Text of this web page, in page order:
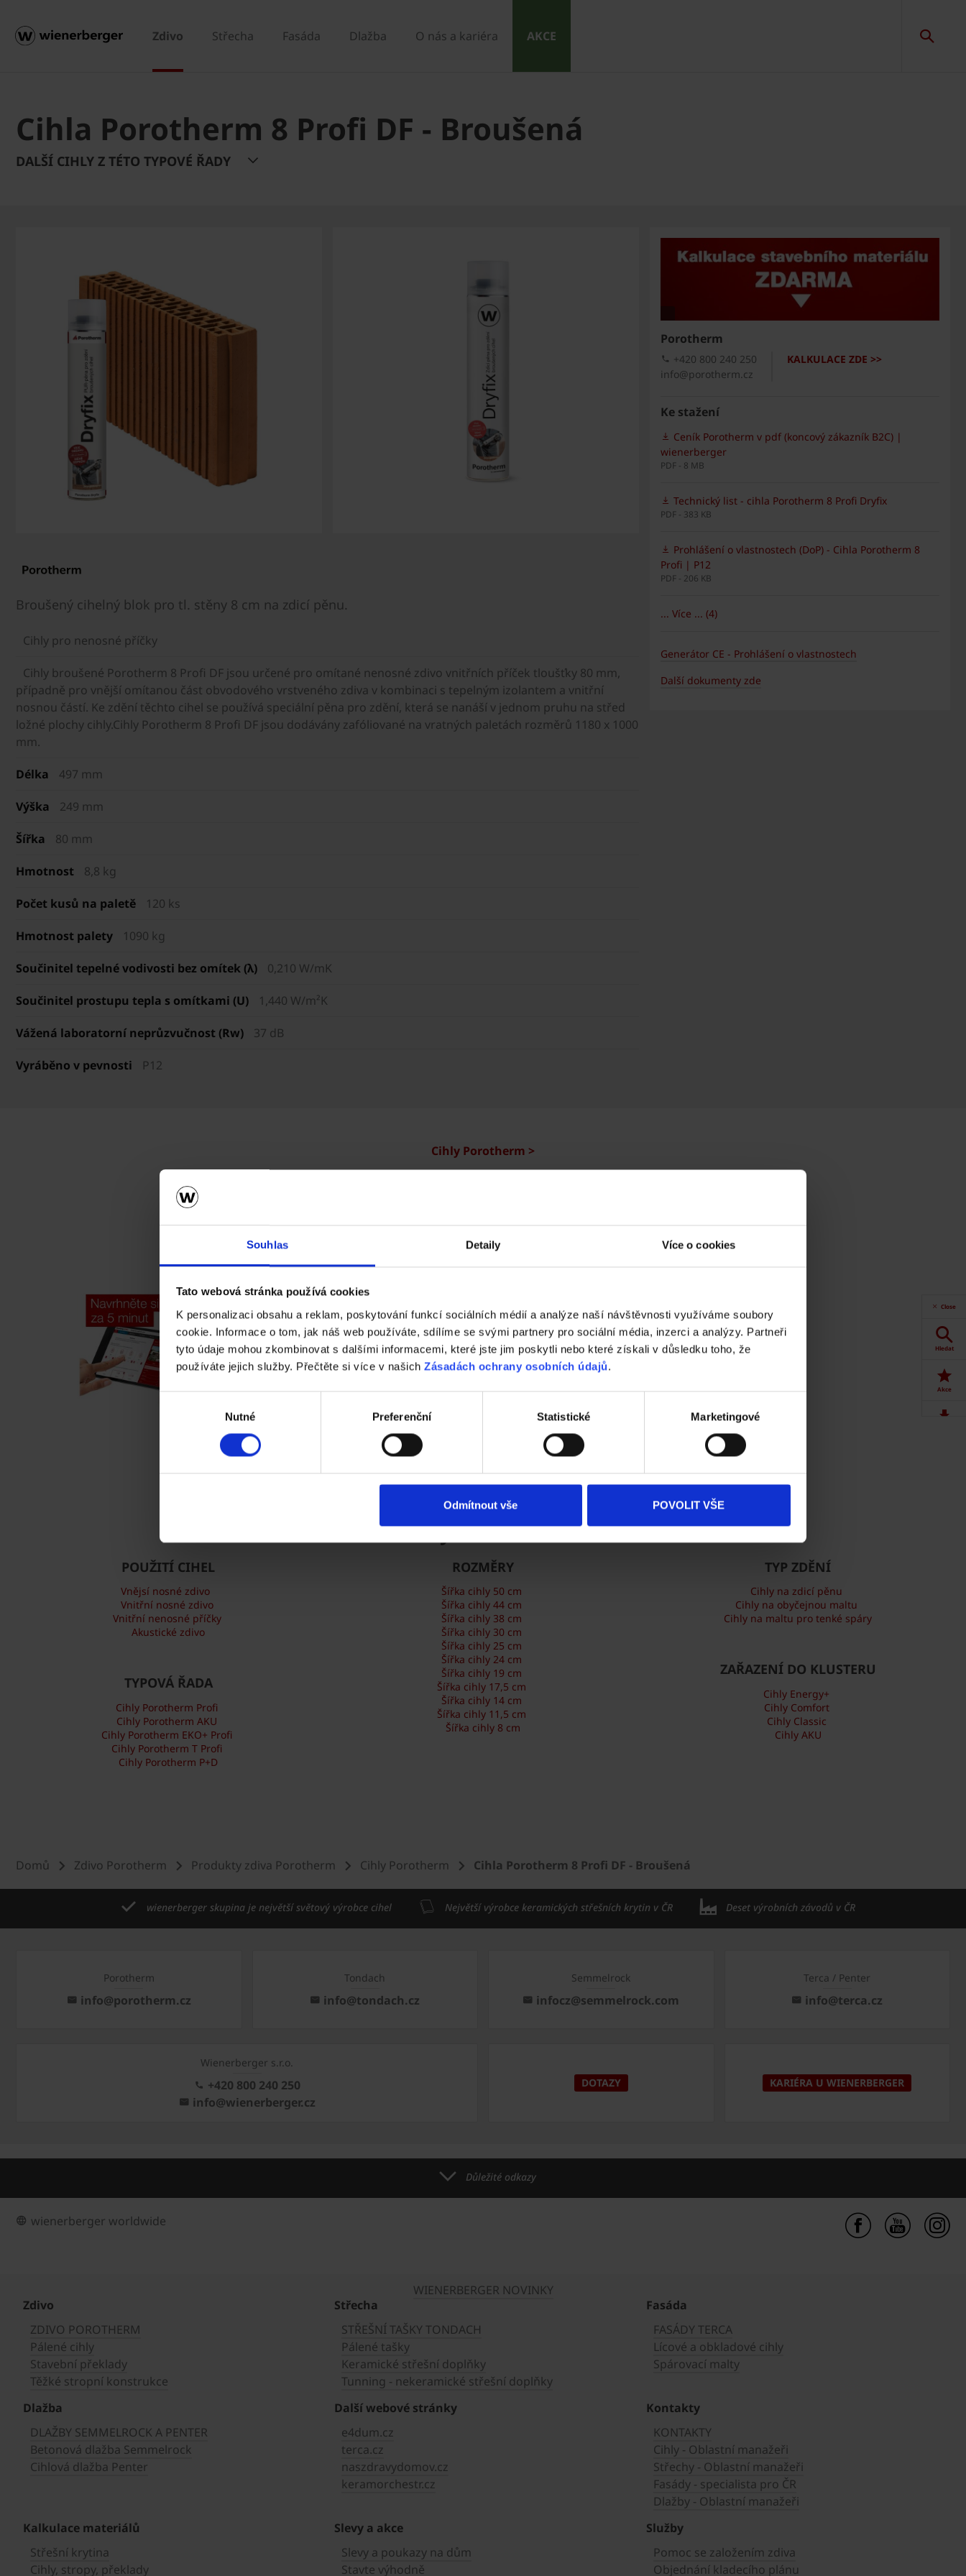
Souhlas Detaily Více o cookies
Tato webová stránka používá cookies
K personalizaci obsahu a reklam, poskytování funkcí sociálních médií a analýze naší návštěvnosti využíváme soubory
cookie. Informace o tom, jak náš web používáte, sdílíme se svými partnery pro sociální média, inzerci a analýzy. Partneři
tyto údaje mohou zkombinovat s dalšími informacemi, které jste jim poskytli nebo které získali v důsledku toho, že
používáte jejich služby. Přečtěte si více v našich Zásadách ochrany osobních údajů.
Nutné Preferenční Statistické Marketingové
Odmítnout vše POVOLIT VŠE
Zdivo Střecha Fasáda Dlažba O nás a kariéra AKCE
Cihla Porotherm 8 Profi DF - Broušená
DALŠÍ CIHLY Z TÉTO TYPOVÉ ŘADY
Broušený cihelný blok pro tl. stěny 8 cm na zdicí pěnu.
Cihly pro nenosné příčky
Cihly broušené Porotherm 8 Profi DF jsou určené pro omítané nenosné zdivo vnitřních příček tloušťky 80 mm,
případně pro vnější omítanou část obvodového vrstveného zdiva v kombinaci s tepelným izolantem a vnitřní
nosnou částí. Ke zdění těchto cihel se používá speciální pěna pro zdění, která se nanáší v jednom pruhu na střed
ložné plochy cihly.Cihly Porotherm 8 Profi DF jsou dodávány zafóliované na vratných paletách rozměrů 1180 x 1000
mm.
Délka 497 mm
Výška 249 mm
Šířka 80 mm
Hmotnost 8,8 kg
Počet kusů na paletě 120 ks
Hmotnost palety 1090 kg
Součinitel tepelné vodivosti bez omítek (λ) 0,210 W/mK
Součinitel prostupu tepla s omítkami (U) 1,440 W/m²K
Vážená laboratorní neprůzvučnost (Rw) 37 dB
Vyráběno v pevnosti P12
Porotherm
KALKULACE ZDE >>
+420 800 240 250
info@porotherm.cz
Ke stažení
Ceník Porotherm v pdf (koncový zákazník B2C) |
wienerberger
PDF - 8 MB
Technický list - cihla Porotherm 8 Profi Dryfix
PDF - 383 KB
Prohlášení o vlastnostech (DoP) - Cihla Porotherm 8
Profi | P12
PDF - 206 KB
... Více ... (4)
Generátor CE - Prohlášení o vlastnostech
Další dokumenty zde
Cihly Porotherm >
Vyzkoušejte ZDARMA návrh domu za 5 minut
Cena domu v reálném čase
3D vizualizace
Komplexní nastavení
ZAČÍT NOVOU KONFIGURACI
Cihly Porotherm
POUŽITÍ CIHEL
Vnějsí nosné zdivo
Vnitřní nosné zdivo
Vnitřní nenosné příčky
Akustické zdivo
TYPOVÁ ŘADA
Cihly Porotherm Profi
Cihly Porotherm AKU
Cihly Porotherm EKO+ Profi
Cihly Porotherm T Profi
Cihly Porotherm P+D
ROZMĚRY
Šířka cihly 50 cm
Šířka cihly 44 cm
Šířka cihly 38 cm
Šířka cihly 30 cm
Šířka cihly 25 cm
Šířka cihly 24 cm
Šířka cihly 19 cm
Šířka cihly 17,5 cm
Šířka cihly 14 cm
Šířka cihly 11,5 cm
Šířka cihly 8 cm
TYP ZDĚNÍ
Cihly na zdicí pěnu
Cihly na obyčejnou maltu
Cihly na maltu pro tenké spáry
ZAŘAZENÍ DO KLUSTERU
Cihly Energy+
Cihly Comfort
Cihly Classic
Cihly AKU
Close
Hledat
Akce
Domů Zdivo Porotherm Produkty zdiva Porotherm Cihly Porotherm Cihla Porotherm 8 Profi DF - Broušená
wienerberger skupina je největší světový výrobce cihel Největší výrobce keramických střešních krytin v ČR Deset výrobních závodů v ČR
Porotherm
info@porotherm.cz
Tondach
info@tondach.cz
Semmelrock
infocz@semmelrock.com
Terca / Penter
info@terca.cz
Wienerberger s.r.o.
+420 800 240 250
info@wienerberger.cz
DOTAZY KARIÉRA U WIENERBERGER
Důležité odkazy
wienerberger worldwide
WIENERBERGER NOVINKY
Zdivo
ZDIVO POROTHERM
Pálené cihly
Stavební překlady
Těžké stropní konstrukce
Střecha
STŘEŠNÍ TAŠKY TONDACH
Pálené tašky
Keramické střešní doplňky
Tunning - nekeramické střešní doplňky
Fasáda
FASÁDY TERCA
Lícové a obkladové cihly
Spárovací malty
Dlažba
DLAŽBY SEMMELROCK A PENTER
Betonová dlažba Semmelrock
Cihlová dlažba Penter
Další webové stránky
e4dum.cz
terca.cz
naszdravydomov.cz
keramorchestr.cz
Kontakty
KONTAKTY
Cihly - Oblastní manažeři
Střechy - Oblastní manažeři
Fasády - specialista pro ČR
Dlažby - Oblastní manažeři
Kalkulace materiálů
Střešní krytina
Cihly, stropy, překlady
Slevy a akce
Slevy a poukazy na dům
Stavte výhodně
Služby
Pomoc se založením zdiva
Objednání kladecího plánu